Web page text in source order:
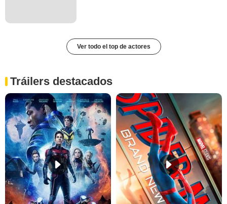
Ver todo el top de actores
Tráilers destacados